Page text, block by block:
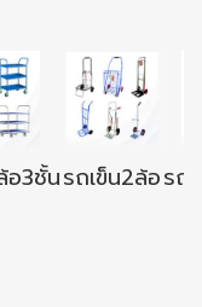
อ3ชั้นรถเข็น2ล้อรถ